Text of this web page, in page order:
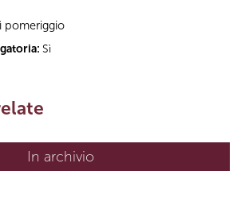
pomeriggio
Sì
In archivio